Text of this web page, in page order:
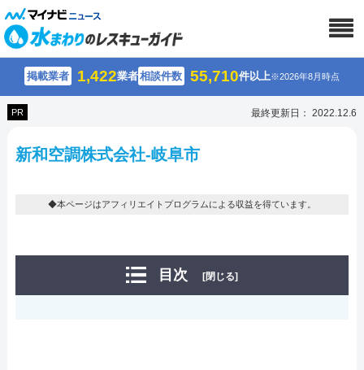
掲載業者 1,422業者相談件数 55,710件以上※2026年8月時点
PR 最終更新日： 2022.12.6
新和空調株式会社-岐阜市
◆本ページはアフィリエイトプログラムによる収益を得ています。
目次 [閉じる]